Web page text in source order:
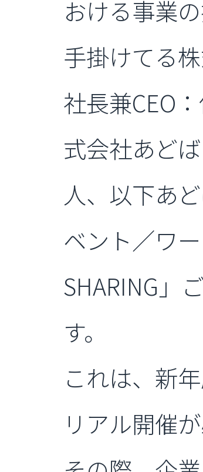
おける事業
手掛けてる
社長兼CEO
式会社あど
人、以下あ
ベント／ワ
SHARING」
す。
これは、新
リアル開催